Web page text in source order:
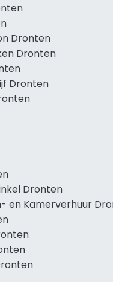
Dronten
Dronten
Dronten
Dronten
en Kamerverhuur